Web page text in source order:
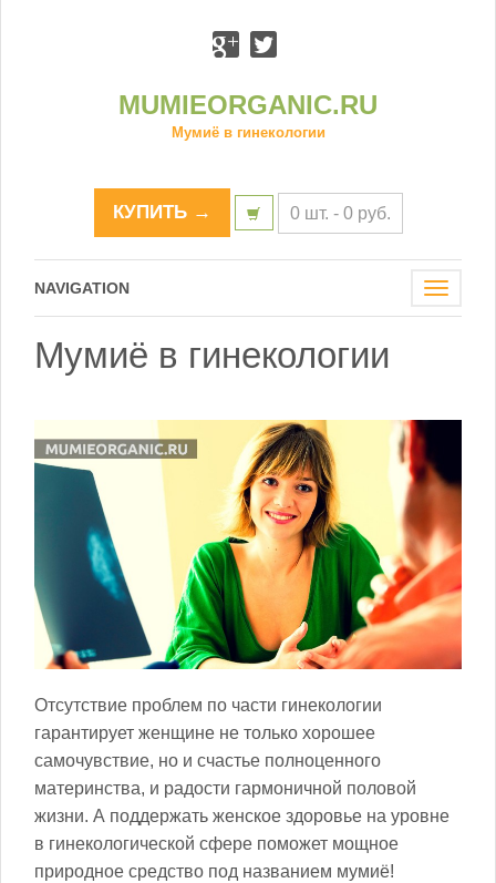
MUMIEORGANIC.RU
Мумиё в гинекологии
КУПИТЬ → 0 шт. - 0 руб.
Toggle
NAVIGATION
Мумиё в гинекологии
Отсутствие проблем по части гинекологии
гарантирует женщине не только хорошее
самочувствие, но и счастье полноценного
материнства, и радости гармоничной половой
жизни. А поддержать женское здоровье на уровне
в гинекологической сфере поможет мощное
природное средство под названием мумиё!